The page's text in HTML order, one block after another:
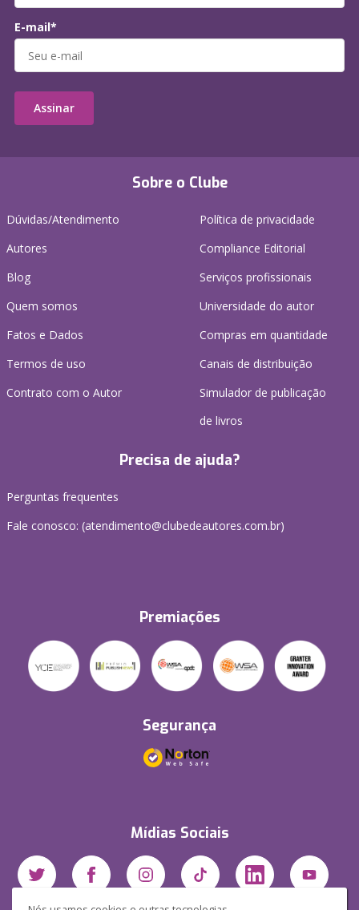
Sobre o Clube
Dúvidas/Atendimento
Autores
Blog
Quem somos
Fatos e Dados
Termos de uso
Contrato com o Autor
Política de privacidade
Compliance Editorial
Serviços profissionais
Universidade do autor
Compras em quantidade
Canais de distribuição
Simulador de publicação
de livros
Precisa de ajuda?
Perguntas frequentes
Fale conosco: (atendimento@clubedeautores.com.br)
Premiações
Segurança
Mídias Sociais
E-mail*
Assinar